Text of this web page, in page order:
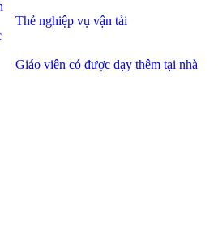
Thẻ nghiệp vụ vận tải
Giáo viên có được dạy thêm tại nhà